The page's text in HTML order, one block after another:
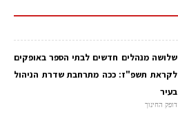
שלושה מנהלים חדשים לבתי הספר באופקים
לקראת תשפ"ז: ככה מתרחבת שדרת הניהול
בעיר
דופק החינוך